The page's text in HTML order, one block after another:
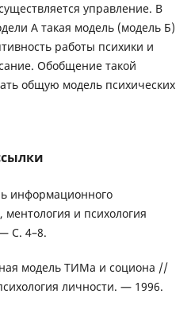
управление. В
А такая модель (модель Б)
работы психики и
Обобщение такой
общую модель психических
информационного
и психология
С. 4–8.
модель ТИМа и социона //
личности. — 1996.